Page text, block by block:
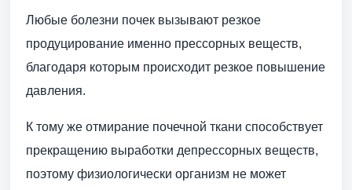
Любые болезни почек вызывают резкое
продуцирование именно прессорных веществ,
благодаря которым происходит резкое повышение
давления.
К тому же отмирание почечной ткани способствует
прекращению выработки депрессорных веществ,
поэтому физиологически организм не может